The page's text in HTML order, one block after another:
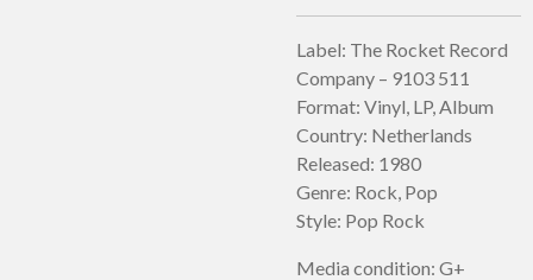
Label: The Rocket Record
Company – 9103 511
Format: Vinyl, LP, Album
Country: Netherlands
Released: 1980
Genre: Rock, Pop
Style: Pop Rock
Media condition: G+